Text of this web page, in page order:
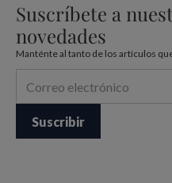
Suscríbete a
novedades
Manténte al tanto de los artículos